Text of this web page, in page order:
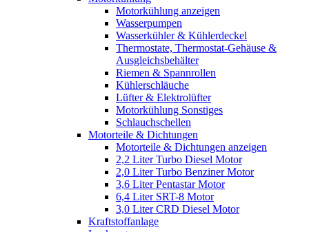
Motorkühlung anzeigen
Wasserpumpen
Wasserkühler & Kühlerdeckel
Thermostate, Thermostat-Gehäuse &
Ausgleichsbehälter
Riemen & Spannrollen
Kühlerschläuche
Lüfter & Elektrolüfter
Motorkühlung Sonstiges
Schlauchschellen
Motorteile & Dichtungen
Motorteile & Dichtungen anzeigen
2,2 Liter Turbo Diesel Motor
2,0 Liter Turbo Benziner Motor
3,6 Liter Pentastar Motor
6,4 Liter SRT-8 Motor
3,0 Liter CRD Diesel Motor
Kraftstoffanlage